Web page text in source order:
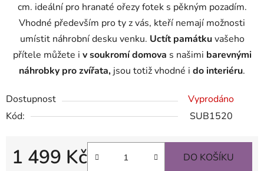
cm. ideální pro hranaté ořezy fotek s pěkným pozadím.
Vhodné především pro ty z vás, kteří nemají možnosti
umístit náhrobní desku venku. Uctít památku vašeho
přítele můžete i v soukromí domova s našimi barevnými
náhrobky pro zvířata, jsou totiž vhodné i do interiéru.
Dostupnost
Vyprodáno
Kód:
SUB1520
1 499 Kč DO KOŠÍKU